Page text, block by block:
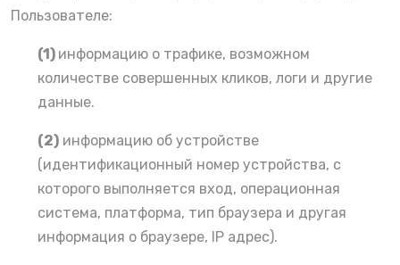
Пользователе:
(1) информацию о трафике, возможном
количестве совершенных кликов, логи и другие
данные.
(2) информацию об устройстве
(идентификационный номер устройства, с
которого выполняется вход, операционная
система, платформа, тип браузера и другая
информация о браузере, IP адрес).